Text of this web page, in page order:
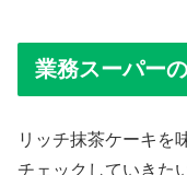
業務スーパー
リッチ抹茶ケーキを
チェックしていきた